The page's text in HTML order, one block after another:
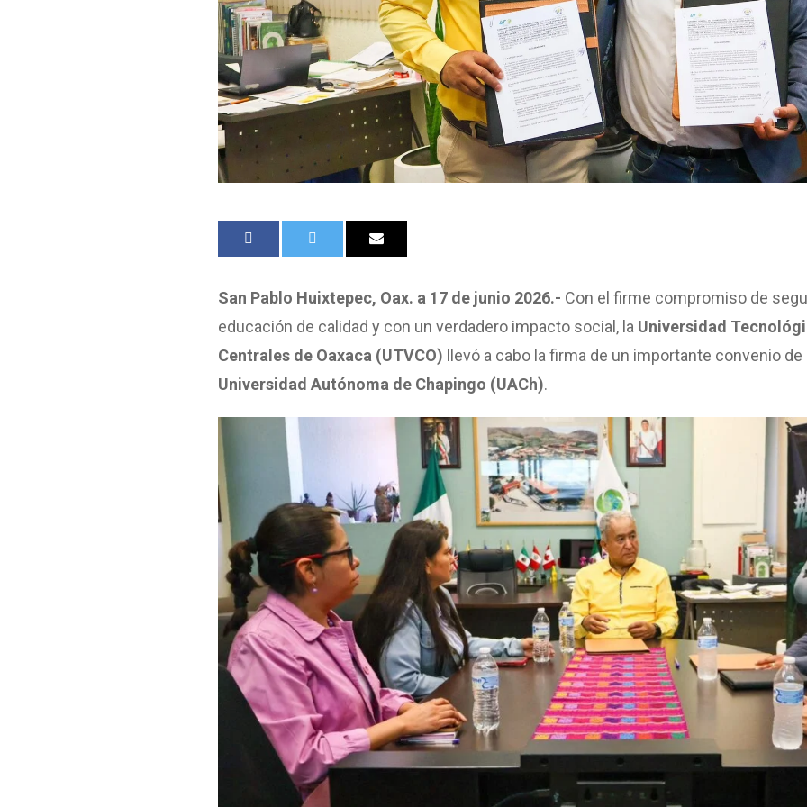
San Pablo Huixtepec, Oax. a 17 de junio 2026.- Con el firme compromiso de
educación de calidad y con un verdadero impacto social, la Universidad
Centrales de Oaxaca (UTVCO) llevó a cabo la firma de un importante convenio
Universidad Autónoma de Chapingo (UACh).